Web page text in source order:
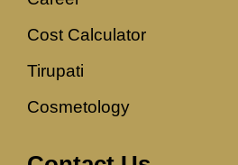
Cost Calculator
Tirupati
Cosmetology